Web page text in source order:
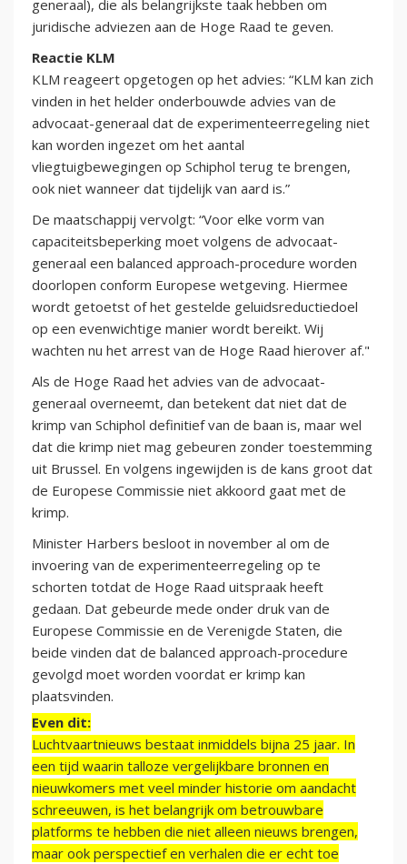
generaal), die als belangrijkste taak hebben om
juridische adviezen aan de Hoge Raad te geven.
Reactie KLM
KLM reageert opgetogen op het advies: “KLM kan zich
vinden in het helder onderbouwde advies van de
advocaat-generaal dat de experimenteerregeling niet
kan worden ingezet om het aantal
vliegtuigbewegingen op Schiphol terug te brengen,
ook niet wanneer dat tijdelijk van aard is.”
De maatschappij vervolgt: “Voor elke vorm van
capaciteitsbeperking moet volgens de advocaat-
generaal een balanced approach-procedure worden
doorlopen conform Europese wetgeving. Hiermee
wordt getoetst of het gestelde geluidsreductiedoel
op een evenwichtige manier wordt bereikt. Wij
wachten nu het arrest van de Hoge Raad hierover af."
Als de Hoge Raad het advies van de advocaat-
generaal overneemt, dan betekent dat niet dat de
krimp van Schiphol definitief van de baan is, maar wel
dat die krimp niet mag gebeuren zonder toestemming
uit Brussel. En volgens ingewijden is de kans groot dat
de Europese Commissie niet akkoord gaat met de
krimp.
Minister Harbers besloot in november al om de
invoering van de experimenteerregeling op te
schorten totdat de Hoge Raad uitspraak heeft
gedaan. Dat gebeurde mede onder druk van de
Europese Commissie en de Verenigde Staten, die
beide vinden dat de balanced approach-procedure
gevolgd moet worden voordat er krimp kan
plaatsvinden.
Even dit:
Luchtvaartnieuws bestaat inmiddels bijna 25 jaar. In
een tijd waarin talloze vergelijkbare bronnen en
nieuwkomers met veel minder historie om aandacht
schreeuwen, is het belangrijk om betrouwbare
platforms te hebben die niet alleen nieuws brengen,
maar ook perspectief en verhalen die er echt toe